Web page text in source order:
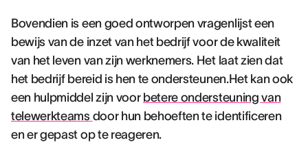
Bovendien is een goed ontworpen vragenlijst een
bewijs van de inzet van het bedrijf voor de kwaliteit
van het leven van zijn werknemers. Het laat zien dat
het bedrijf bereid is hen te ondersteunen.Het kan ook
een hulpmiddel zijn voor betere ondersteuning van
telewerkteams door hun behoeften te identificeren
en er gepast op te reageren.